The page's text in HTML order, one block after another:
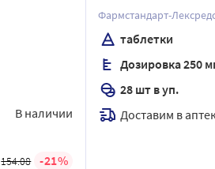
В наличии
154.08 21
Фармстандарт-
таблетки
Дозировка 250
28 шт в уп.
Доставим в